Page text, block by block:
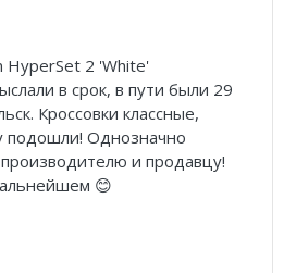
HyperSet 2 'White'
в срок, в пути были 29
Кроссовки классные,
подошли! Однозначно
и продавцу!
😊